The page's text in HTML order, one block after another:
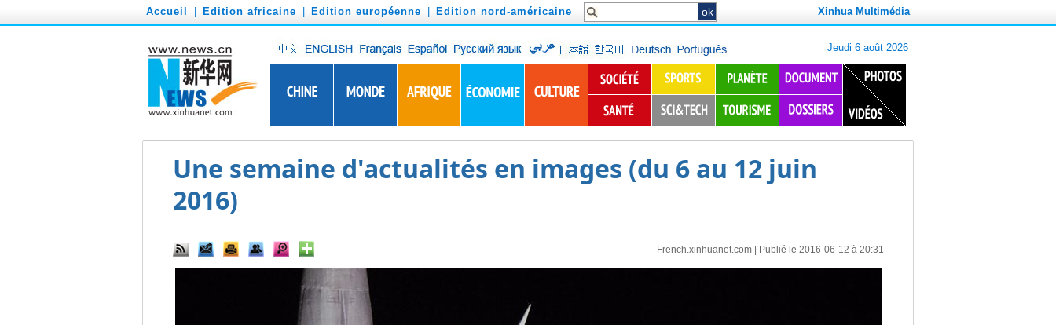
Accueil Edition africaine Edition européenne Edition nord-américaine Xinhua Multimédia
Une semaine d'actualités en images (du 6 au 12 juin
2016)
French.xinhuanet.com| Publié le 2016-06-12 à 20:31